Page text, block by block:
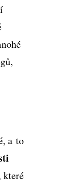
a to
které